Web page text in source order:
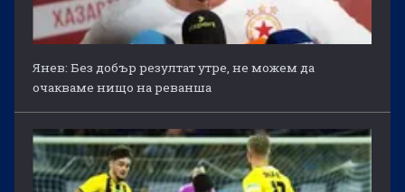
Янев: Без добър резултат утре, не можем да
очакваме нищо на реванша